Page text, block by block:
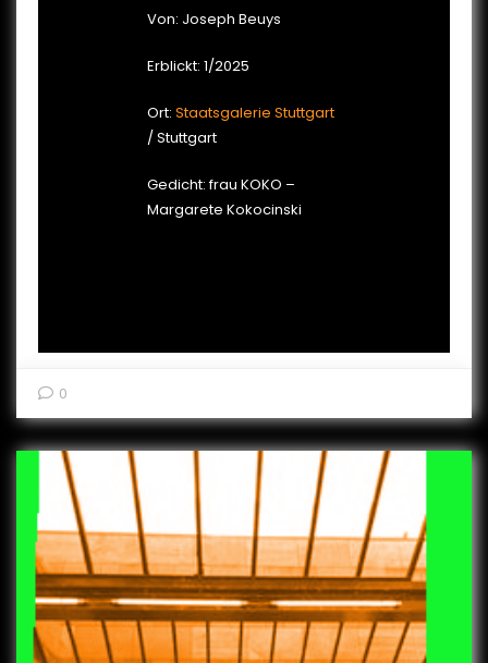
Von: Joseph Beuys
Erblickt: 1/2025
Ort: Staatsgalerie Stuttgart
/ Stuttgart
Gedicht: frau KOKO –
Margarete Kokocinski
0